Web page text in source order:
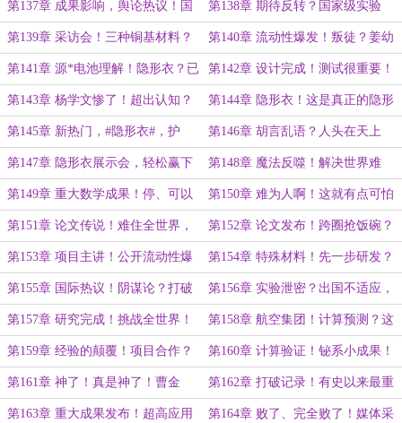
《自然》审稿真的快…… 还真是有眼光……
第137章 成果影响，舆论热议！国
际第一人和最后的挣扎……
第138章 期待反转？国家级实验
室，院士增选，年底前必须完成！
第139章 采访会！三种铜基材料？
两个亿！流动性爆发现象……
第140章 流动性爆发！叛徒？姜幼
平：以后只能靠你了……
第141章 源*电池理解！隐形衣？已
经完成！我负责测试……
第142章 设计完成！测试很重要！
你可不能坑人啊……
第143章 杨学文惨了！超出认知？
那可是隐形衣啊！
第144章 隐形衣！这是真正的隐形
衣！
第145章 新热门，#隐形衣#，护
腰？飞天扫帚也不是不可以……
第146章 胡言乱语？人头在天上
飞，隐形衣专题展示会……
第147章 隐形衣展示会，轻松赢下
菲尔兹？
第148章 魔法反噬！解决世界难
题？我怎么不知道……
第149章 重大数学成果！停、可以
了，完全听不懂啊……
第150章 难为人啊！这就有点可怕
了啊……
第151章 论文传说！难住全世界，
《数学年刊》的邀请……
第152章 论文发布！跨圈抢饭碗？
申请高经费的底气！
第153章 项目主讲！公开流动性爆
发！连滚带爬的主角……
第154章 特殊材料！先一步研发？
临界温度超200K……
第155章 国际热议！阴谋论？打破
记录只是小目标……
第156章 实验泄密？出国不适应，
赶紧去治治脑子吧！
第157章 研究完成！挑战全世界！
预估、只是预估……
第158章 航空集团！计算预测？这
就是事实！
第159章 经验的颠覆！项目合作？
我为所里省钱了……
第160章 计算验证！铋系小成果！
万一呢、万一呢……
第161章 神了！真是神了！曹金
泉：要卖房了……
第162章 打破记录！有史以来最重
要的高温超导材料！
第163章 重大成果发布！超高应用 第164章 败了、完全败了！媒体采